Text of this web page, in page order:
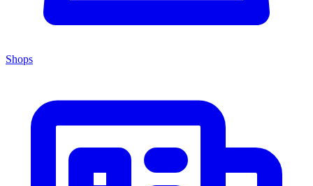
Shops